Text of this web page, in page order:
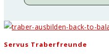
Servus Traberfreunde